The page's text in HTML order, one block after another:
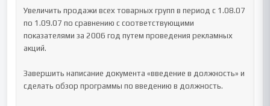
Увеличить продажи всех товарных групп в период с 1.08.07
по 1.09.07 по сравнению с соответствующими
показателями за 2006 год путем проведения рекламных
акций.
Завершить написание документа «введение в должность» и
сделать обзор программы по введению в должность.